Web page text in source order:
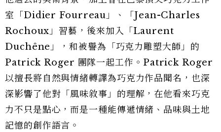
室「Didier Fourreau」、「Jean-Charles
Rochoux」習藝，後來加入「Laurent
Duchêne」，和被譽為「巧克力雕塑大師」的
Patrick Roger 團隊一起工作。Patrick Roger
以擅長將自然與情緒轉譯為巧克力作品聞名，也深
深影響了他對「風味敘事」的理解，在他看來巧克
力不只是點心，而是一種能傳遞情緒、品味與土地
記憶的創作語言。